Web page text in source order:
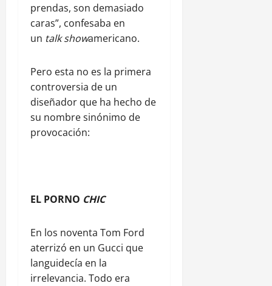
prendas, son demasiado
caras”, confesaba en
un talk showamericano.
Pero esta no es la primera
controversia de un
diseñador que ha hecho de
su nombre sinónimo de
provocación:
EL PORNO CHIC
En los noventa Tom Ford
aterrizó en un Gucci que
languidecía en la
irrelevancia. Todo era